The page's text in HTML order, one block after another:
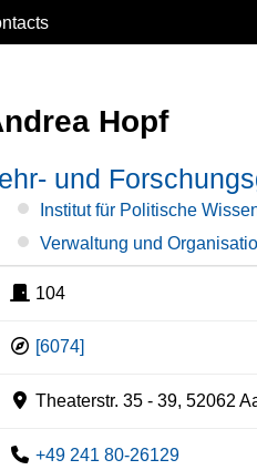
Hopf
und
Institut für Politische
Verwaltung und
104
[6074]
Theaterstr. 35 - 39, 52062
+49 241 80-26129